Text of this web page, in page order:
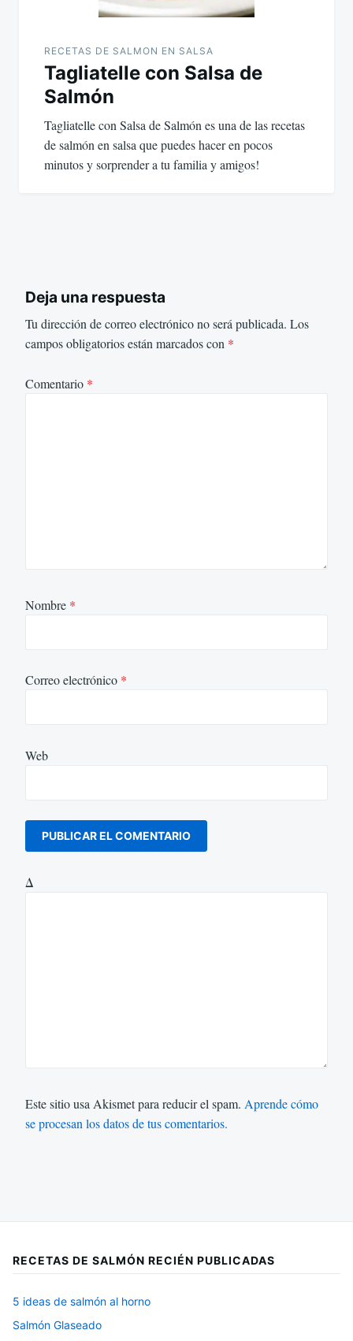
RECETAS DE SALMON EN SALSA
Tagliatelle con Salsa de
Salmón
Tagliatelle con Salsa de Salmón es una de las recetas
de salmón en salsa que puedes hacer en pocos
minutos y sorprender a tu familia y amigos!
Deja una respuesta
Tu dirección de correo electrónico no será publicada. Los
campos obligatorios están marcados con *
Comentario *
Nombre *
Correo electrónico *
Web
Δ
Este sitio usa Akismet para reducir el spam. Aprende cómo
se procesan los datos de tus comentarios.
RECETAS DE SALMÓN RECIÉN PUBLICADAS
5 ideas de salmón al horno
Salmón Glaseado